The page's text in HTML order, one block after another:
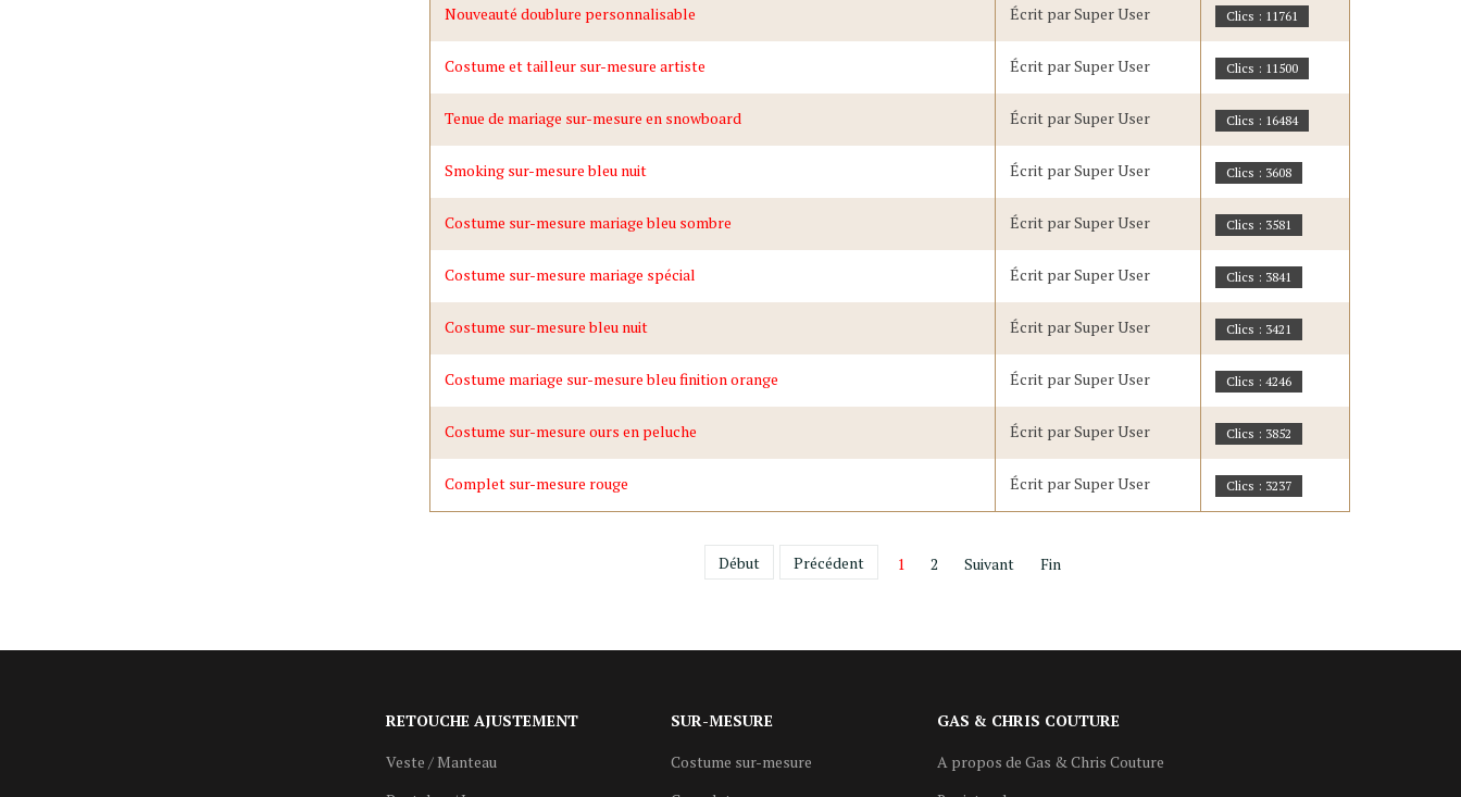
Nouveauté doublure personnalisable Écrit par Super User Clics : 11761
Costume et tailleur sur-mesure artiste Écrit par Super User Clics : 11500
Tenue de mariage sur-mesure en snowboard Écrit par Super User Clics : 16484
Smoking sur-mesure bleu nuit Écrit par Super User Clics : 3608
Costume sur-mesure mariage bleu sombre Écrit par Super User Clics : 3581
Costume sur-mesure mariage spécial Écrit par Super User Clics : 3841
Costume sur-mesure bleu nuit Écrit par Super User Clics : 3421
Costume mariage sur-mesure bleu finition orange Écrit par Super User Clics : 4246
Costume sur-mesure ours en peluche Écrit par Super User Clics : 3852
Complet sur-mesure rouge Écrit par Super User Clics : 3237
Début Précédent 1 2 Suivant Fin
RETOUCHE AJUSTEMENT
Veste / Manteau
SUR-MESURE
Costume sur-mesure
GAS & CHRIS COUTURE
A propos de Gas & Chris Couture